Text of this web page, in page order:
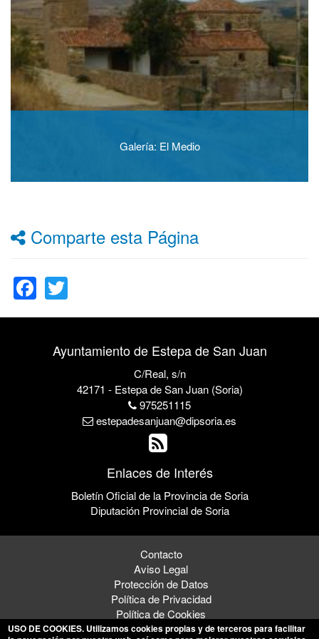
Galería: El Medio
Comparte esta Página
Facebook
Ayuntamiento de Estepa de San Juan
C/Real, s/n
42171 - Estepa de San Juan (Soria)
975251115
estepadesanjuan@dipsoria.es
Enlaces de Interés
Boletín Oficial de la Provincia de Soria
Diputación Provincial de Soria
Contacto
Aviso Legal
Protección de Datos
Política de Privacidad
Política de Cookies
USO DE COOKIES. Utilizamos cookies propias y de terceros para facilitar